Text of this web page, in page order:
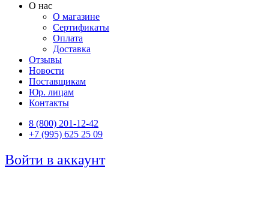
О нас
О магазине
Сертификаты
Оплата
Доставка
Отзывы
Новости
Поставщикам
Юр. лицам
Контакты
8 (800) 201-12-42
+7 (995) 625 25 09
Войти в аккаунт